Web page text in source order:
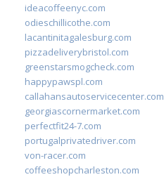
ideacoffeenyc.com
odieschillicothe.com
lacantinitagalesburg.com
pizzadeliverybristol.com
greenstarsmogcheck.com
happypawspl.com
callahansautoservicecenter.com
georgiascornermarket.com
perfectfit24-7.com
portugalprivatedriver.com
von-racer.com
coffeeshopcharleston.com